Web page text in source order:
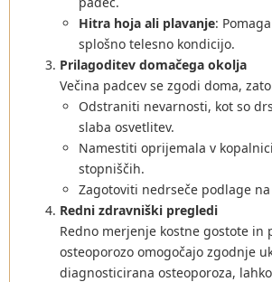
Hitra hoja ali plavanje:
splošno telesno kondicijo.
Prilagoditev domačega okolja
Večina padcev se zgodi doma,
Odstraniti nevarnosti, kot so
slaba osvetlitev.
Namestiti oprijemala v
stopniščih.
Zagotoviti nedrseče podlage
Redni zdravniški pregledi
Redno merjenje kostne gostote in
osteoporozo omogočajo zgodnje
diagnosticirana osteoporoza,